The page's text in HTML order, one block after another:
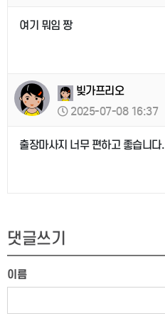
여기 뭐임 짱
빚가프리오
2025-07-08 16:37
출장마사지 너무 편하고 좋습니
댓글쓰기
이름